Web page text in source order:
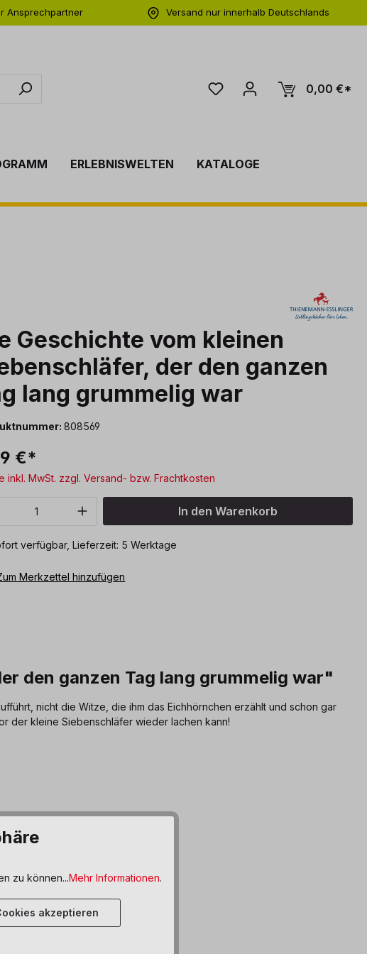
Ansprechpartner
Versand nur innerhalb Deutschlands
0,00 €*
ERLEBNISWELTEN
KATALOGE
Geschichte vom kleinen
der den ganzen
lang grummelig war
808569
€*
inkl. MwSt. zzgl. Versand- bzw. Frachtkosten
Anzahl: Gib den gewünschten Wert
In den Warenkorb
verfügbar, Lieferzeit: 5 Werktage
Merkzettel hinzufügen
den ganzen Tag lang grummelig war"
nicht die Witze, die ihm das Eichhörnchen erzählt und schon gar
der kleine Siebenschläfer wieder lachen kann!
zu können...Mehr Informationen.
akzeptieren